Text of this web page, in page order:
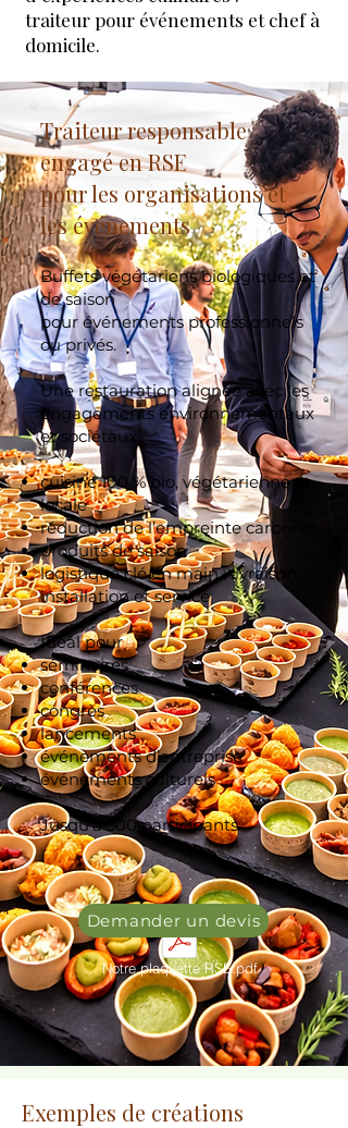
traiteur pour événements et chef à
domicile.
Traiteur responsable
engagé en RSE
pour les organisations et
les événements
Buffets végétariens biologiques et
de saison
pour événements professionnels
ou privés.
Une restauration alignée avec les
engagements environnementaux
et sociétaux.
cuisine 100 % bio, végétarienne et
locale
réduction de l’empreinte carbone
produits de saison
logistique clé en main : livraison,
installation et service
Idéal pour
séminaires
conférences
congrès
lancements
événements d’entreprise
événements culturels
Jusqu’à 300 participants
Notre plaquette RSE.pdf
Demander un devis
Exemples de créations